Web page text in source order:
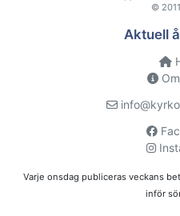
©
Aktuell
Varje onsdag publiceras veckans
inför